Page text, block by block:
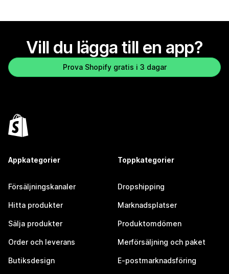
Vill du lägga till en app?
Prova Shopify gratis i 3 dagar
Appkategorier
Försäljningskanaler
Hitta produkter
Sälja produkter
Order och leverans
Butiksdesign
Toppkategorier
Dropshipping
Marknadsplatser
Produktomdömen
Merförsäljning och paket
E-postmarknadsföring